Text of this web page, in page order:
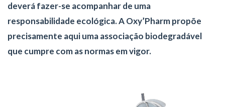
deverá fazer-se acompanhar de uma
responsabilidade ecológica. A Oxy’Pharm propõe
precisamente aqui uma associação biodegradável
que cumpre com as normas em vigor.